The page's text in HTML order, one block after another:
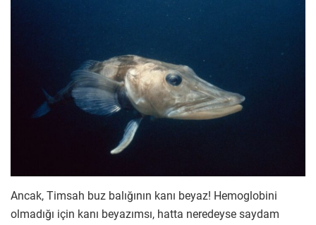
Ancak, Timsah buz balığının kanı beyaz! Hemoglobini
olmadığı için kanı beyazımsı, hatta neredeyse saydam